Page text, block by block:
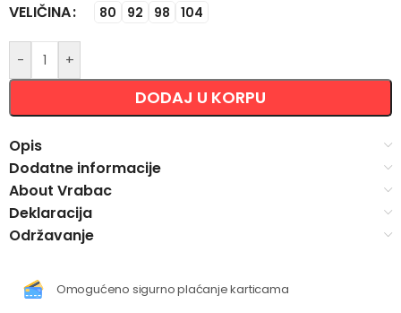
VELIČINA 80 92 98 104
- +
DODAJ U KORPU
Alternative:
Opis
Dodatne informacije
About Vrabac
Deklaracija
Održavanje
Omogućeno sigurno plaćanje karticama